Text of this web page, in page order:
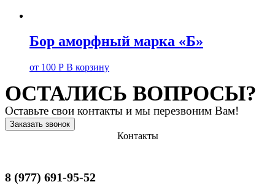
Бор аморфный марка «Б»
от 100 Р В корзину
ОСТАЛИСЬ ВОПРОСЫ?
Оставьте свои контакты и мы перезвоним Вам!
Заказать звонок
Контакты
8 (977) 691-95-52